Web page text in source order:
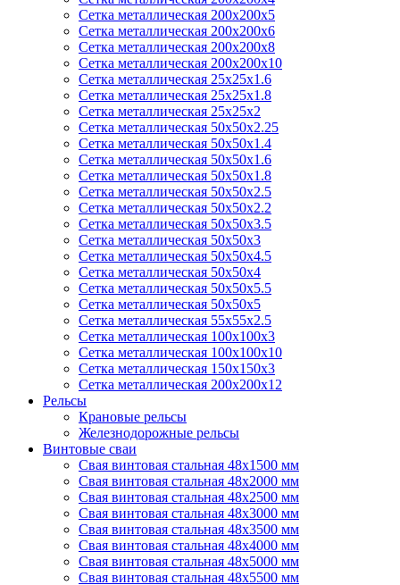
Сетка металлическая 200х200х5
Сетка металлическая 200х200x6
Сетка металлическая 200х200х8
Сетка металлическая 200х200х10
Сетка металлическая 25х25х1.6
Сетка металлическая 25х25х1.8
Сетка металлическая 25х25х2
Сетка металлическая 50х50х2.25
Сетка металлическая 50х50х1.4
Сетка металлическая 50х50х1.6
Сетка металлическая 50х50х1.8
Сетка металлическая 50х50х2.5
Сетка металлическая 50х50х2.2
Сетка металлическая 50х50х3.5
Сетка металлическая 50х50х3
Сетка металлическая 50х50х4.5
Сетка металлическая 50х50х4
Сетка металлическая 50х50х5.5
Сетка металлическая 50х50х5
Сетка металлическая 55х55х2.5
Сетка металлическая 100х100х3
Сетка металлическая 100х100х10
Сетка металлическая 150х150х3
Сетка металлическая 200х200х12
Рельсы
Крановые рельсы
Железнодорожные рельсы
Винтовые сваи
Свая винтовая стальная 48х1500 мм
Свая винтовая стальная 48х2000 мм
Свая винтовая стальная 48х2500 мм
Свая винтовая стальная 48х3000 мм
Свая винтовая стальная 48х3500 мм
Свая винтовая стальная 48х4000 мм
Свая винтовая стальная 48х5000 мм
Свая винтовая стальная 48х5500 мм